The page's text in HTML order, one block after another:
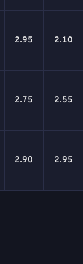
2.95 2.10
2.75 2.55
2.90 2.95